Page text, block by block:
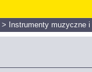
> Instrumenty muzyczne